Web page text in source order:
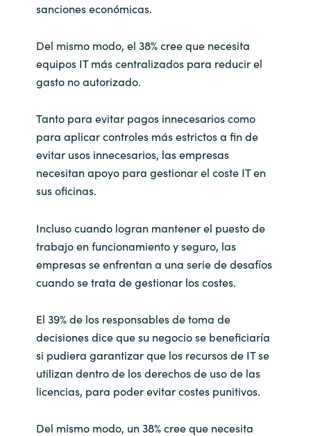
sanciones económicas.
Del mismo modo, el 38% cree que necesita
equipos IT más centralizados para reducir el
gasto no autorizado.
Tanto para evitar pagos innecesarios como
para aplicar controles más estrictos a fin de
evitar usos innecesarios, las empresas
necesitan apoyo para gestionar el coste IT en
sus oficinas.
Incluso cuando logran mantener el puesto de
trabajo en funcionamiento y seguro, las
empresas se enfrentan a una serie de desafíos
cuando se trata de gestionar los costes.
El 39% de los responsables de toma de
decisiones dice que su negocio se beneficiaría
si pudiera garantizar que los recursos de IT se
utilizan dentro de los derechos de uso de las
licencias, para poder evitar costes punitivos.
Del mismo modo, un 38% cree que necesita